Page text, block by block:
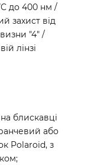
до 400 нм /
захист від
"4" /
лінзі
блискавці
або
Polaroid, з